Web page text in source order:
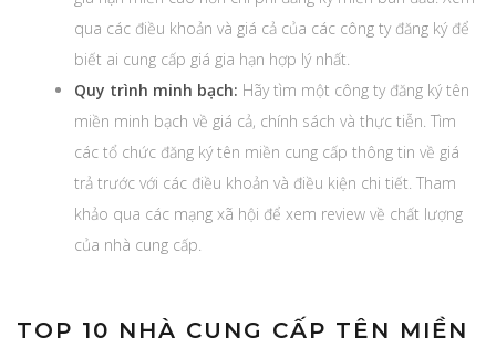
qua các điều khoản và giá cả của các công ty đăng ký để
biết ai cung cấp giá gia hạn hợp lý nhất.
Quy trình minh bạch: Hãy tìm một công ty đăng ký tên
miền minh bạch về giá cả, chính sách và thực tiễn. Tìm
các tổ chức đăng ký tên miền cung cấp thông tin về giá
trả trước với các điều khoản và điều kiện chi tiết. Tham
khảo qua các mạng xã hội để xem review về chất lượng
của nhà cung cấp.
TOP 10 NHÀ CUNG CẤP TÊN MIỀN